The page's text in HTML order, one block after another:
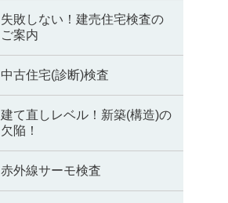
失敗しない！建売住宅検査の
ご案内
中古住宅(診断)検査
建て直しレベル！新築(構造)の
欠陥！
赤外線サーモ検査